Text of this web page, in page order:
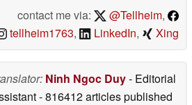
contact me via:
@Tellheim,
tellheim1763, LinkedIn, Xing
Ninh Ngoc Duy- Editorial
- 816412 articles published